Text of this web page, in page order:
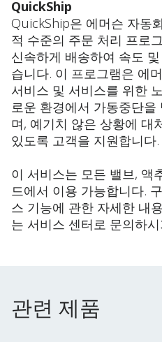
QuickShip
QuickShip은 에머슨 자동
적 수준의 주문 처리 프로
신속하게 배송하여 속도
습니다. 이 프로그램은 에
서비스 및 서비스를 위한
로운 환경에서 가동중단
며, 예기치 않은 상황에 대
있도록 고객을 지원합니다.
이 서비스는 모든 밸브, 액
드에서 이용 가능합니다.
스 기능에 관한 자세한 내
는 서비스 센터로 문의
관련 제품
관련 제품